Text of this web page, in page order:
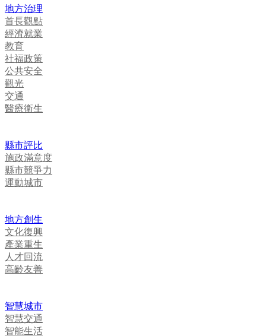
地方治理
首長觀點
經濟就業
教育
社福政策
公共安全
觀光
交通
醫療衛生
縣市評比
施政滿意度
縣市競爭力
運動城市
地方創生
文化復興
產業重生
人才回流
高齡友善
智慧城市
智慧交通
智能生活